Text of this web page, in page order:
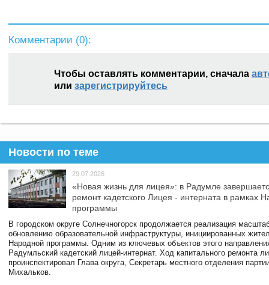
Комментарии (0):
Чтобы оставлять комментарии, сначала
или зарегистрируйтесь
Новости по теме
29.07.2026
«Новая жизнь для лицея»: в Радумле
ремонт кадетского Лицея - интерната в рамках
программы
В городском округе Солнечногорск продолжается реализация
обновлению образовательной инфраструктуры, инициированных
Народной программы. Одним из ключевых объектов этого
Радумльский кадетский лицей-интернат. Ход капитального ремонта
проинспектировал Глава округа, Секретарь местного отделения
Михальков.